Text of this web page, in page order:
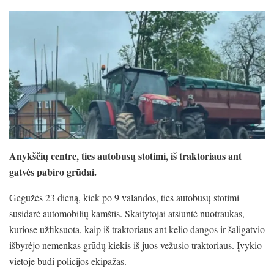
Anykščių centre, ties autobusų stotimi, iš traktoriaus ant
gatvės pabiro grūdai.
Gegužės 23 dieną, kiek po 9 valandos, ties autobusų stotimi
susidarė automobilių kamštis. Skaitytojai atsiuntė nuotraukas,
kuriose užfiksuota, kaip iš traktoriaus ant kelio dangos ir šaligatvio
išbyrėjo nemenkas grūdų kiekis iš juos vežusio traktoriaus. Įvykio
vietoje budi policijos ekipažas.